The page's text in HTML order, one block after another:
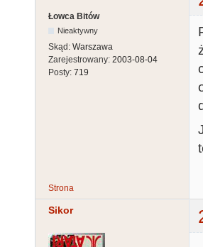
Łowca Bitów
Nieaktywny
Skąd: Warszawa
Zarejestrowany: 2003-08-04
Posty: 719
Strona
Sikor